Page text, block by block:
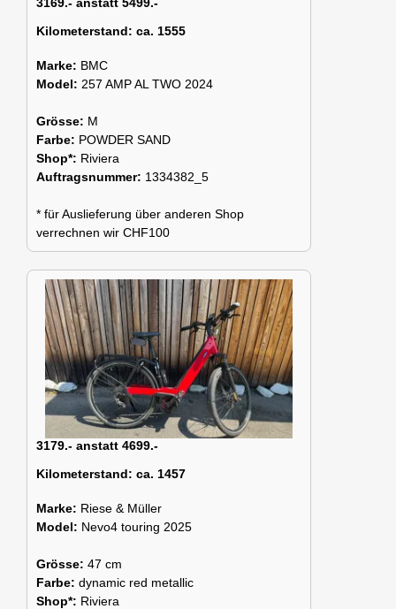
Kilometerstand: ca. 1555
Marke: BMC
Model: 257 AMP AL TWO 2024
Grösse: M
Farbe: POWDER SAND
Shop*: Riviera
Auftragsnummer: 1334382_5
* für Auslieferung über anderen Shop
verrechnen wir CHF100
3179.- anstatt 4699.-
Kilometerstand: ca. 1457
Marke: Riese & Müller
Model: Nevo4 touring 2025
Grösse: 47 cm
Farbe: dynamic red metallic
Shop*: Riviera